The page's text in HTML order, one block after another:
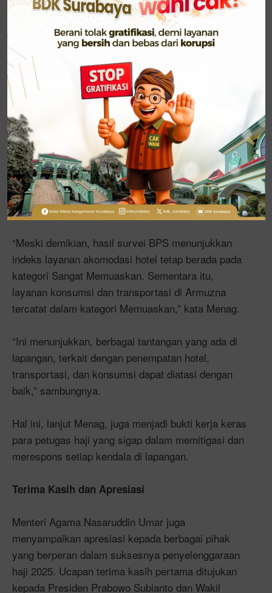
perjalanan ibadah. Layanan yang semakin baik di
bidang ini mencerminkan dedikasi petugas kita,” ujar
Lebih lanjut, Menag Nasaruddin Umar menuturkan
bahwa penyelenggaraan haji 2025 menjadi yang
pertama kali menerapkan sistem multi syarikah.
Dalam praktiknya, sistem ini menghadirkan
sejumlah tantangan, terutama pada layanan
akomodasi hotel yang sempat menimbulkan
penempatan jemaah terpisah, serta pada layanan
konsumsi dan transportasi di Armuzna (Arafah,
Muzdalifah, dan Mina).
“Meski demikian, hasil survei BPS menunjukkan
indeks layanan akomodasi hotel tetap berada pada
kategori Sangat Memuaskan. Sementara itu,
layanan konsumsi dan transportasi di Armuzna
tercatat dalam kategori Memuaskan,” kata Menag.
“Ini menunjukkan, berbagai tantangan yang ada di
lapangan, terkait dengan penempatan hotel,
transportasi, dan konsumsi dapat diatasi dengan
baik,” sambungnya.
Hal ini, lanjut Menag, juga menjadi bukti kerja keras
para petugas haji yang sigap dalam memitigasi dan
merespons setiap kendala di lapangan.
Terima Kasih dan Apresiasi
Menteri Agama Nasaruddin Umar juga
menyampaikan apresiasi kepada berbagai pihak
yang berperan dalam suksesnya penyelenggaraan
haji 2025. Ucapan terima kasih pertama ditujukan
kepada Presiden Prabowo Subianto dan Wakil